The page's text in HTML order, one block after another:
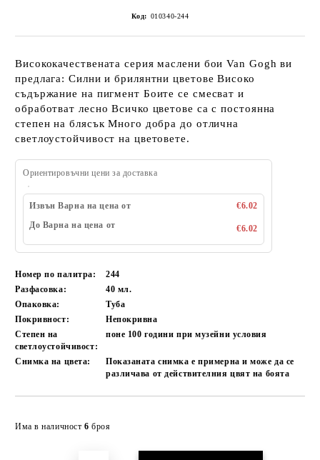
Код: 010340-244
Висококачествената серия маслени бои Van Gogh ви
предлага: Силни и брилянтни цветове Високо
съдържание на пигмент Боите се смесват и
обработват лесно Всичко цветове са с постоянна
степен на блясък Много добра до отлична
светлоустойчивост на цветовете.
Ориентировъчни цени за доставка
Извън Варна на цена от
€6.02
До Варна на цена от
€6.02
Номер по палитра:
244
Разфасовка:
40 мл.
Опаковка:
Туба
Покривност:
Непокривна
Степен на
светлоустойчивост:
поне 100години при музейни условия
Снимка на цвета:
Показаната снимка е примерна и може да се
различава от действителния цвят на боята
Има в наличност 6 броя